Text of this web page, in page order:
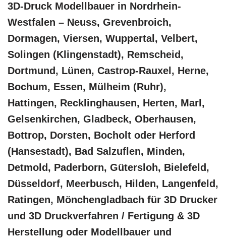
3D-Druck Modellbauer in Nordrhein-
Westfalen – Neuss, Grevenbroich,
Dormagen, Viersen, Wuppertal, Velbert,
Solingen (Klingenstadt), Remscheid,
Dortmund, Lünen, Castrop-Rauxel, Herne,
Bochum, Essen, Mülheim (Ruhr),
Hattingen, Recklinghausen, Herten, Marl,
Gelsenkirchen, Gladbeck, Oberhausen,
Bottrop, Dorsten, Bocholt oder Herford
(Hansestadt), Bad Salzuflen, Minden,
Detmold, Paderborn, Gütersloh, Bielefeld,
Düsseldorf, Meerbusch, Hilden, Langenfeld,
Ratingen, Mönchengladbach für 3D Drucker
und 3D Druckverfahren / Fertigung & 3D
Herstellung oder Modellbauer und